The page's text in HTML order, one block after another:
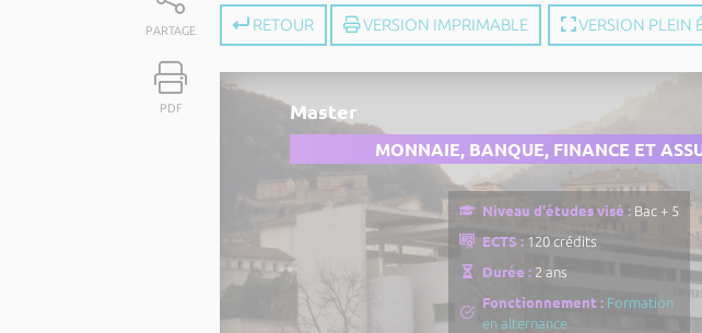
PARTAGE
PDF
RETOUR VERSION IMPRIMABLE VERSION PLEIN
Master
MONNAIE, BANQUE, FINANCE ET
Niveau d'études visé : Bac + 5
ECTS : 120 crédits
Durée : 2 ans
Fonctionnement : Formation
en alternance